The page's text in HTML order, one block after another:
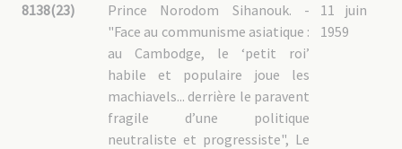
8138(23)
11 juin
1959
Prince Norodom Sihanouk. -
"Face au communisme asiatique :
au Cambodge, le ‘petit roi’
habile et populaire joue les
machiavels... derrière le paravent
fragile d’une politique
neutraliste et progressiste", Le